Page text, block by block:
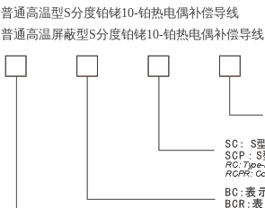
普通高温型S分度铂铑10-铂热电偶补偿导线
普通高温屏蔽型S分度铂铑10-铂热电偶补偿导线